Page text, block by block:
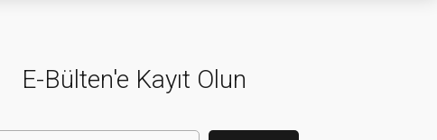
E-Bülten'e Kayıt Olun